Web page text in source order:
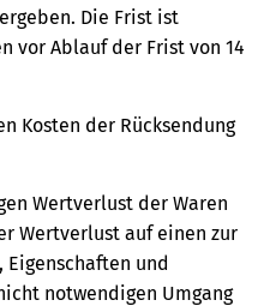
Die Frist ist
vor Ablauf der Frist von 14
Kosten der Rücksendung
Wertverlust der Waren
Wertverlust auf einen zur
Eigenschaften und
notwendigen Umgang